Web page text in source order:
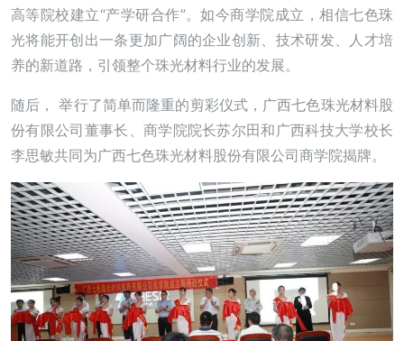
高等院校建立“产学研合作”。如今商学院成立，相信七色珠
光将能开创出一条更加广阔的企业创新、技术研发、人才培
养的新道路，引领整个珠光材料行业的发展。
随后， 举行了简单而隆重的剪彩仪式，广西七色珠光材料股
份有限公司董事长、商学院院长苏尔田和广西科技大学校长
李思敏共同为广西七色珠光材料股份有限公司商学院揭牌。